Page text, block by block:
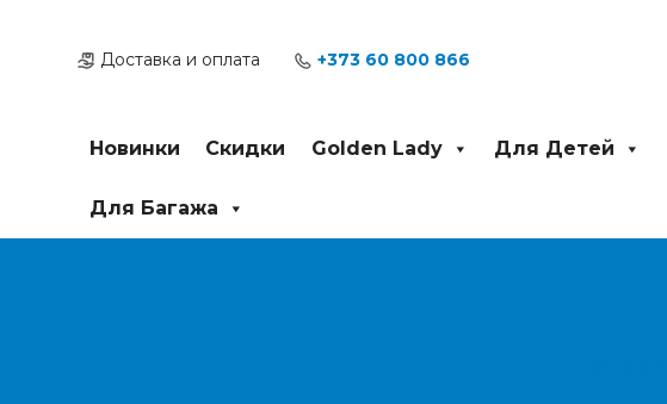
содержимомуДоставка и оплата +373 60 800 866
Новинки Скидки Golden Lady Для Детей
Для Багажа